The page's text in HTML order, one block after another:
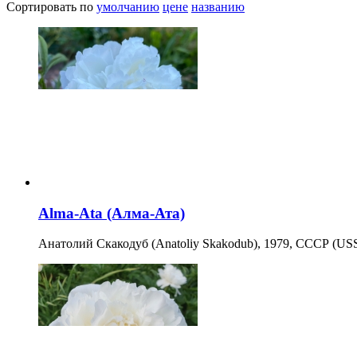
Сортировать по умолчанию цене названию
Alma-Ata (Алма-Ата)
Анатолий Скакодуб (Anatoliy Skakodub), 1979, СССР